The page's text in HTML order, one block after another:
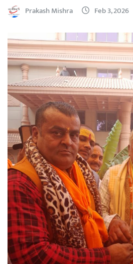
Prakash Mishra Feb 3, 2026